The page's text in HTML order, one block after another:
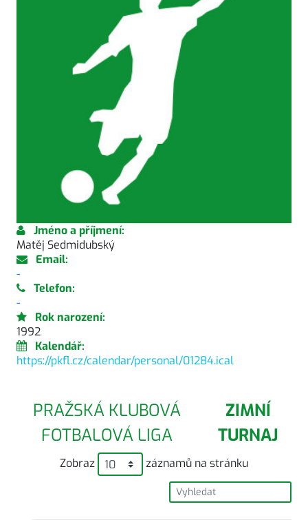
Jméno a příjmení:
Matěj Sedmidubský
Email:
-
Telefon:
-
Rok narození:
1992
Kalendář:
https://pkfl.cz/calendar/personal/01284.ical
PRAŽSKÁ KLUBOVÁ
FOTBALOVÁ LIGA
ZIMNÍ
TURNAJ
Zobraz záznamů na stránku